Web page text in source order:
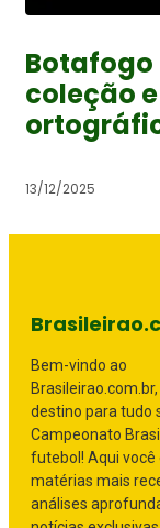
Botafogo
coleção
13/12/2025
Bem-vindo ao
destino para tudo
Campeonato
futebol! Aqui você
matérias mais
análises